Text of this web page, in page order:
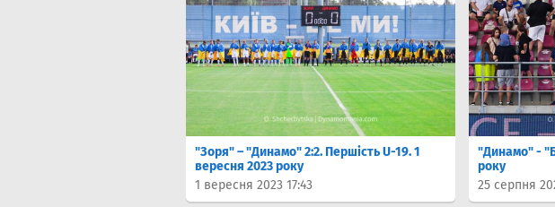
"Зоря" – "Динамо" 2:2. Першість U-19. 1
вересня 2023 року
1 вересня 2023 17:43
"Динамо" -
року
25 серпня